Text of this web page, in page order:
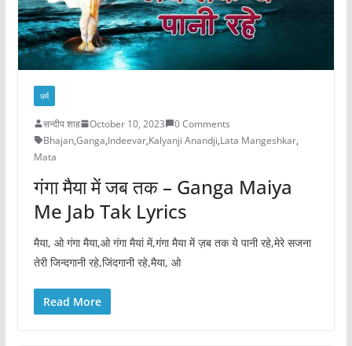
धर्म
सन्दीप शाह October 10, 2023
0 Comments
Bhajan,Ganga,Indeevar,Kalyanji Anandji,Lata Mangeshkar,
Mata
गंगा मैया में जब तक – Ganga Maiya
Me Jab Tak Lyrics
मैया, ओ गंगा मैया,ओ गंगा मैयां में,गंगा मैया में ज़ब तक ये पानी रहे,मेरे सजना
तेरी जिन्दगानी रहे,जिंदगानी रहे,मैया, ओ
Read More